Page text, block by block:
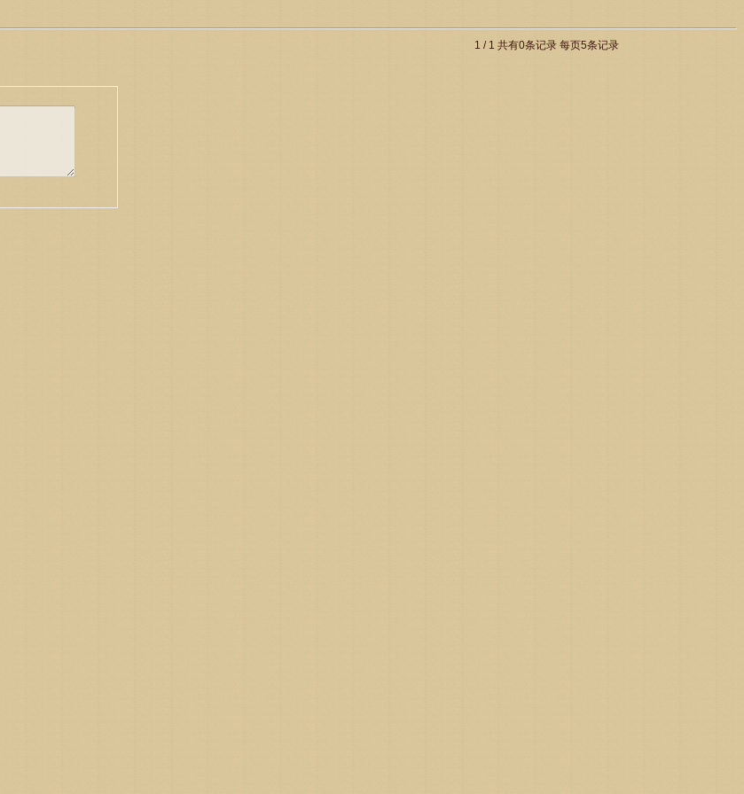
1 / 1 共有0条记录 每页5条记录